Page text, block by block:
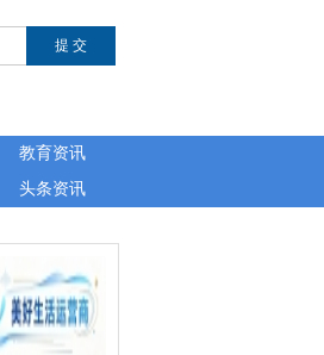
教育资讯
头条资讯